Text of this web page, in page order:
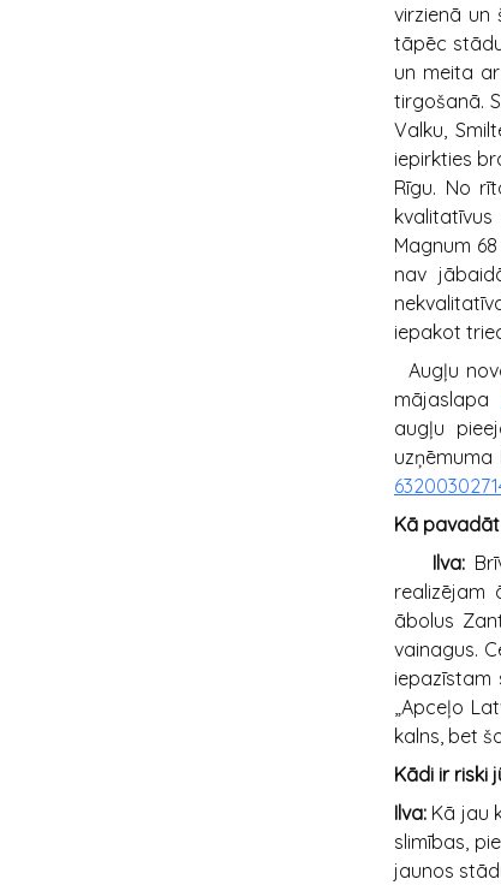
virzienā un
tāpēc
un meita
tirgošanā.
Valku,
iepirkties
Rīgu. No
Magnum
nav
iepakot
Augļu
mājaslapa
augļu
Kā
Ilva:
realizējam
ābolus
vainagus.
iepazīstam
„Apceļo
kalns, bet
Kādi ir riski
Ilva: Kā jau
slimības,
jaunos